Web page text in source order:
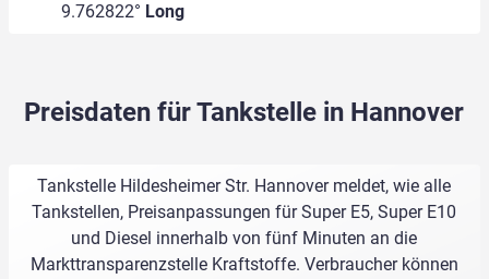
9.762822° Long
Preisdaten für Tankstelle in Hannover
Tankstelle Hildesheimer Str. Hannover meldet, wie alle
Tankstellen, Preisanpassungen für Super E5, Super E10
und Diesel innerhalb von fünf Minuten an die
Markttransparenzstelle Kraftstoffe. Verbraucher können